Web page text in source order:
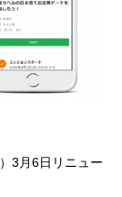
）3月6日リニュー